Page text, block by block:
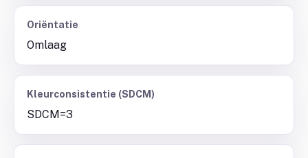
Oriëntatie
Omlaag
Kleurconsistentie (SDCM)
SDCM=3